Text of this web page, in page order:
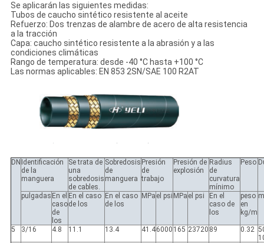
Se aplicarán las siguientes medidas:
Tubos de caucho sintético resistente al aceite
Refuerzo: Dos trenzas de alambre de acero de alta resistencia
a la tracción
Capa: caucho sintético resistente a la abrasión y a las
condiciones climáticas
Rango de temperatura: desde -40 °C hasta +100 °C
Las normas aplicables: EN 853 2SN/SAE 100 R2AT
DN Identificación
de la
manguera
Se trata de
una
sobredosis
de cables.
Sobredosis
de
manguera
Presión
de
trabajo
Presión de
explosión
Radius
de
curvatura
mínimo
Peso
pulgadas En el
caso
de
los
En el caso
de los
En el caso
de los
MPa el psi MPa el psi
En el
caso de
los
peso
en
kg/m
5 3/16 4.8 11.1 13.4 41.46000 165 23720 89 0.32